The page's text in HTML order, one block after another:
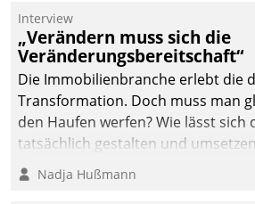
Die monatlichen
Mitteilungen zum
Heizungs- und
Wasserverbrauch gehen
automatisiert, vollständig
und auf Wunsch über
mehrere zuvor
Kommunikationswege bei
Interview
„Verändern muss sich die
Veränderungsbereitschaft“
Die Immobilienbranche erlebt die
Transformation. Doch muss man
den Haufen werfen? Wie lässt sich
tatsächlich gestalten und
Argumente zählen wirklich?
Nadja Hußmann